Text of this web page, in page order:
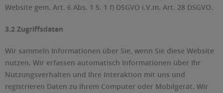
Website gem. Art. 6 Abs. 1 S. 1 f) DSGVO i.V.m. Art. 28 DSGVO.
3.2 Zugriffsdaten
Wir sammeln Informationen über Sie, wenn Sie diese Website
nutzen. Wir erfassen automatisch Informationen über Ihr
Nutzungsverhalten und Ihre Interaktion mit uns und
registrieren Daten zu Ihrem Computer oder Mobilgerät. Wir